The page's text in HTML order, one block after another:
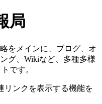
局
をメインに、ブログ、オ
グ、Wikiなど、多種多様
です。
リンクを表示する機能を